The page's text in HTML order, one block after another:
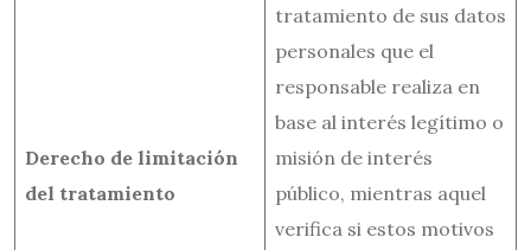
Derecho de limitación
del tratamiento
tratamiento de sus datos
personales que el
responsable realiza en
base al interés legítimo o
misión de interés
público, mientras aquel
verifica si estos motivos